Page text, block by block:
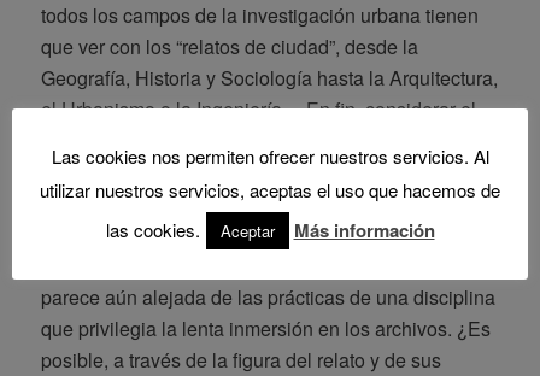
todos los campos de la investigación urbana tienen
que ver con los “relatos de ciudad”, desde la
Geografía, Historia y Sociología hasta la Arquitectura,
el Urbanismo o la Ingeniería… En fin, considerar el
transformación es plantearse la cuestión de la
relación de los saberes de lo urbano con el “relato de
ciudad”. El término “diagnóstico” evidencia una
parece aún alejada de las prácticas de una disciplina
que privilegia la lenta inmersión en los archivos. ¿Es
posible, a través de la figura del relato y de sus
Las cookies nos permiten ofrecer nuestros servicios. Al
utilizar nuestros servicios, aceptas el uso que hacemos de
las cookies.
Aceptar Más información